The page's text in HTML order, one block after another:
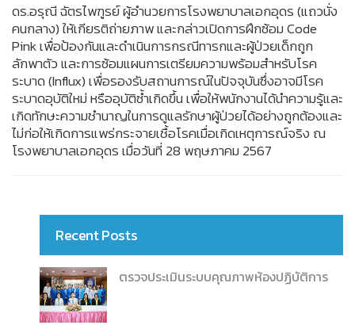
ดร.อรุณี ฉัตรไพฑูรย์ ผู้อำนวยการโรงพยาบาลเอกอุดร (แถวนั่ง
คนกลาง) ให้เกียรติถ่ายภาพ และกล่าวเปิดการฝึกซ้อม Code
Pink เพื่อป้องกันและดำเนินการกรณีทารกและผู้ป่วยเด็กถูก
ลักพาตัว และการซ้อมแผนการเตรียมความพร้อมสำหรับโรค
ระบาด (Influx) เพื่อรองรับสถานการณ์ในปัจจุบันซึ่งอาจมีโรค
ระบาดอุบัติใหม่ หรืออุบัติซ้ำเกิดขึ้น เพื่อให้พนักงานได้นำความรู้และ
เกิดทักษะความชำนาญในการดูแลรักษาผู้ป่วยได้อย่างถูกต้องและ
ไม่ก่อให้เกิดการแพร่กระจายเชื้อโรคเมื่อเกิดเหตุการณ์จริง ณ
โรงพยาบาลเอกอุดร เมื่อวันที่ 28 พฤษภาคม 2567
Recent Posts
ตรวจประเมินระบบคุณภาพห้องปฏิบัติการ